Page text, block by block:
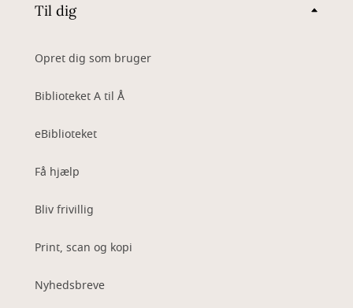
Til dig
Opret dig som bruger
Biblioteket A til Å
eBiblioteket
Få hjælp
Bliv frivillig
Print, scan og kopi
Nyhedsbreve